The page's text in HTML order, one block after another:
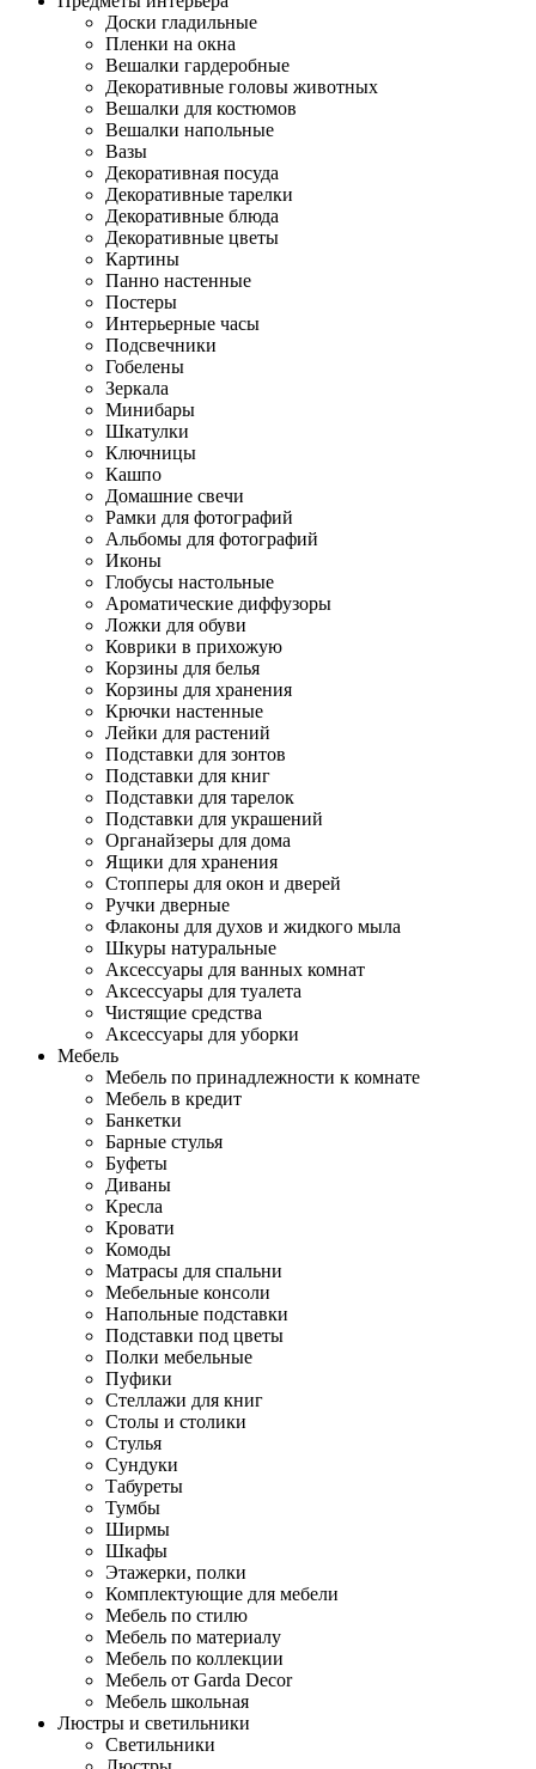
Доски гладильные
Пленки на окна
Вешалки гардеробные
Декоративные головы животных
Вешалки для костюмов
Вешалки напольные
Вазы
Декоративная посуда
Декоративные тарелки
Декоративные блюда
Декоративные цветы
Картины
Панно настенные
Постеры
Интерьерные часы
Подсвечники
Гобелены
Зеркала
Минибары
Шкатулки
Ключницы
Кашпо
Домашние свечи
Рамки для фотографий
Альбомы для фотографий
Иконы
Глобусы настольные
Ароматические диффузоры
Ложки для обуви
Коврики в прихожую
Корзины для белья
Корзины для хранения
Крючки настенные
Лейки для растений
Подставки для зонтов
Подставки для книг
Подставки для тарелок
Подставки для украшений
Органайзеры для дома
Ящики для хранения
Стопперы для окон и дверей
Ручки дверные
Флаконы для духов и жидкого мыла
Шкуры натуральные
Аксессуары для ванных комнат
Аксессуары для туалета
Чистящие средства
Аксессуары для уборки
Мебель
Мебель по принадлежности к комнате
Мебель в кредит
Банкетки
Барные стулья
Буфеты
Диваны
Кресла
Кровати
Комоды
Матрасы для спальни
Мебельные консоли
Напольные подставки
Подставки под цветы
Полки мебельные
Пуфики
Стеллажи для книг
Столы и столики
Стулья
Сундуки
Табуреты
Тумбы
Ширмы
Шкафы
Этажерки, полки
Комплектующие для мебели
Мебель по стилю
Мебель по материалу
Мебель по коллекции
Мебель от Garda Decor
Мебель школьная
Люстры и светильники
Светильники